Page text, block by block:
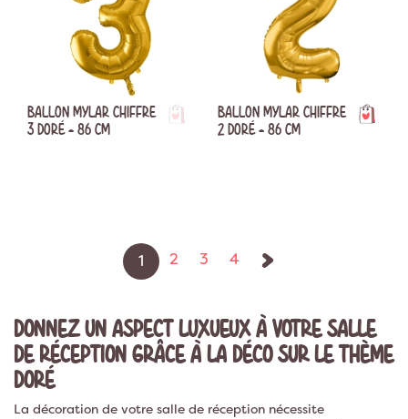
BALLON MYLAR CHIFFRE
3 DORÉ - 86 CM
BALLON MYLAR CHIFFRE
2 DORÉ - 86 CM
1 2 3 4 Suivant
DONNEZ UN ASPECT LUXUEUX À VOTRE SALLE
DE RÉCEPTION GRÂCE À LA DÉCO SUR LE THÈME
DORÉ
La décoration de votre salle de réception nécessite